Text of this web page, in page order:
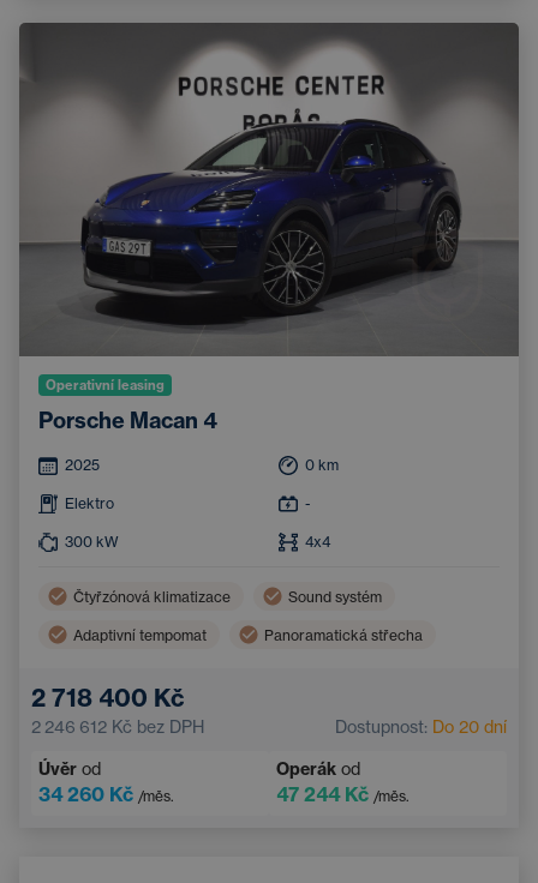
Operativní leasing
Porsche Macan 4
2025 0 km
Elektro -
300 kW 4x4
Čtyřzónová klimatizace Sound systém
Adaptivní tempomat Panoramatická střecha
Zatmavená okna
2 718 400 Kč
2 246 612 Kč bez DPH Dostupnost: Do 20 dní
Úvěr od
34 260 Kč /měs.
Operák od
47 244 Kč /měs.